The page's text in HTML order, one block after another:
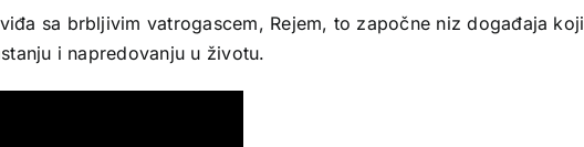
sa brbljivim vatrogascem, Rejem, to započne niz događaja
i napredovanju u životu.